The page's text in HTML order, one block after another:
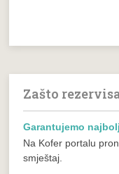
Zašto
Garantujemo
Na Kofer portalu
smještaj.